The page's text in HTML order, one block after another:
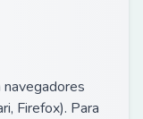
navegadores
Firefox). Para